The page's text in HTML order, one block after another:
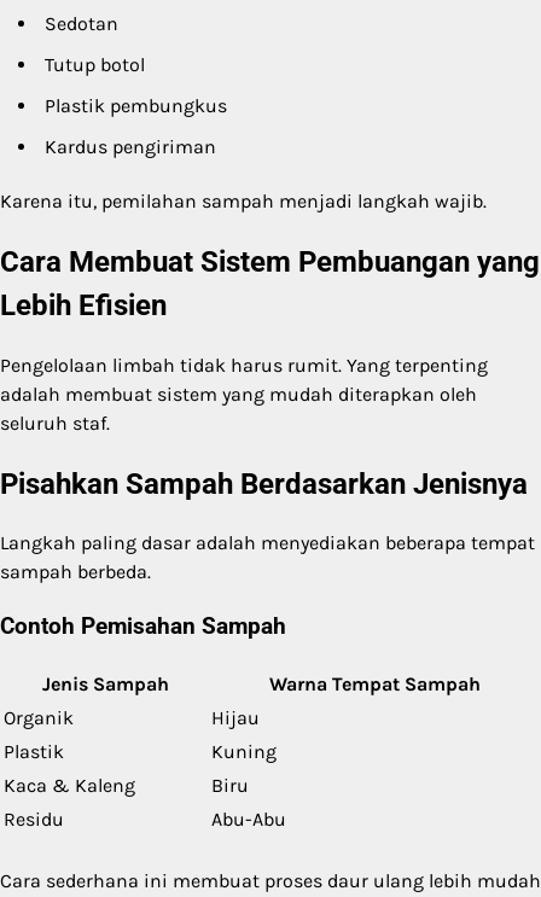
Sedotan
Tutup botol
Plastik pembungkus
Kardus pengiriman
Karena itu, pemilahan sampah menjadi langkah wajib.
Cara Membuat Sistem Pembuangan yang
Lebih Efisien
Pengelolaan limbah tidak harus rumit. Yang terpenting
adalah membuat sistem yang mudah diterapkan oleh
seluruh staf.
Pisahkan Sampah Berdasarkan Jenisnya
Langkah paling dasar adalah menyediakan beberapa tempat
sampah berbeda.
Contoh Pemisahan Sampah
Jenis Sampah
Warna Tempat Sampah
Organik
Hijau
Plastik
Kuning
Kaca & Kaleng
Biru
Residu
Abu-Abu
Cara sederhana ini membuat proses daur ulang lebih mudah